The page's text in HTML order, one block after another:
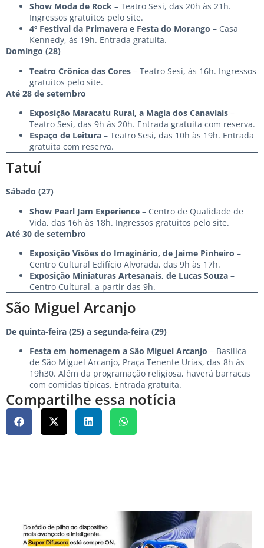
Show Moda de Rock – Teatro Sesi, das 20h às 21h.
Ingressos gratuitos pelo site.
4º Festival da Primavera e Festa do Morango – Casa
Kennedy, às 19h. Entrada gratuita.
Domingo (28)
Teatro Crônica das Cores – Teatro Sesi, às 16h. Ingressos
gratuitos pelo site.
Até 28 de setembro
Exposição Maracatu Rural, a Magia dos Canaviais –
Teatro Sesi, das 9h às 20h. Entrada gratuita com reserva.
Espaço de Leitura – Teatro Sesi, das 10h às 19h. Entrada
gratuita com reserva.
Tatuí
Sábado (27)
Show Pearl Jam Experience – Centro de Qualidade de
Vida, das 16h às 18h. Ingressos gratuitos pelo site.
Até 30 de setembro
Exposição Visões do Imaginário, de Jaime Pinheiro –
Centro Cultural Edifício Alvorada, das 9h às 17h.
Exposição Miniaturas Artesanais, de Lucas Souza –
Centro Cultural, a partir das 9h.
São Miguel Arcanjo
De quinta-feira (25) a segunda-feira (29)
Festa em homenagem a São Miguel Arcanjo – Basílica
de São Miguel Arcanjo, Praça Tenente Urias, das 8h às
19h30. Além da programação religiosa, haverá barracas
com comidas típicas. Entrada gratuita.
Compartilhe essa notícia